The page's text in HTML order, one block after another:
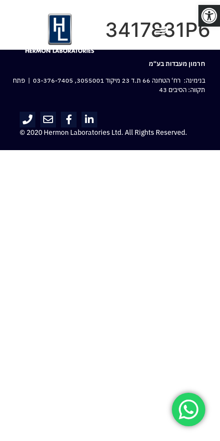
פתח סרגל נגישות
3417831P6
חרמון מעבדות בע“מ
בנימינה: רח‘ הטחנה 66 ת.ד 23 מיקוד 3055001,
03-376-7405 | פתח
תקווה: הסיבים 43
© 2020 Hermon Laboratories Ltd. All Rights Reserved.